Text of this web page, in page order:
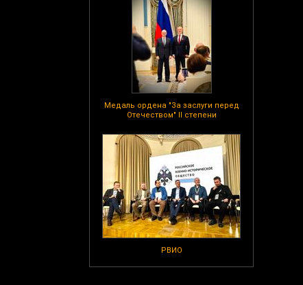
Медаль ордена "За заслуги перед
Отечеством" II степени
РВИО